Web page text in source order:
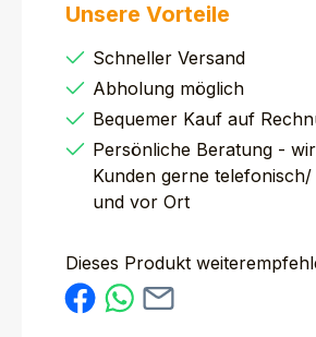
Unsere Vorteile
Schneller Versand
Abholung möglich
Bequemer Kauf auf
Persönliche Beratung -
Kunden gerne
und vor Ort
Dieses Produkt